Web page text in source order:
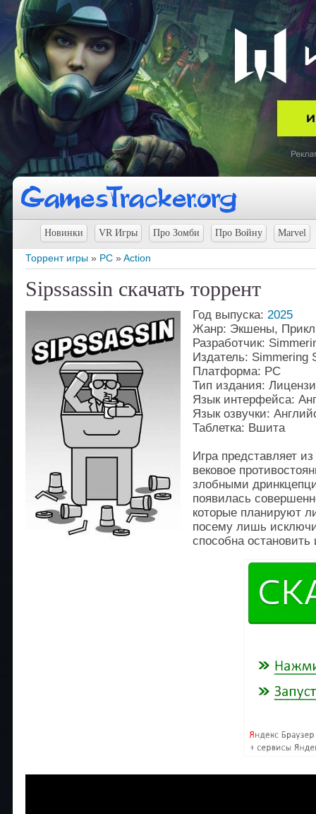
Новинки VR Игры Про Зомби Про Войну Marvel
Торрент игры » PC »Action
Sipssassin скачать торрент
Год выпуска: 2025
Жанр: Экшены,
Разработчик:
Издатель: Simmering
Платформа: PC
Тип издания:
Язык интерфейса:
Язык озвучки:
Таблетка: Вшита
Игра представляет
вековое
злобными
появилась
которые планируют
посему лишь
способна остановить